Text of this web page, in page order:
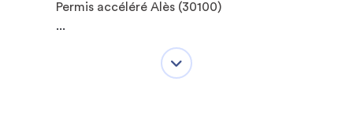
Permis accéléré Alès (30100)
...